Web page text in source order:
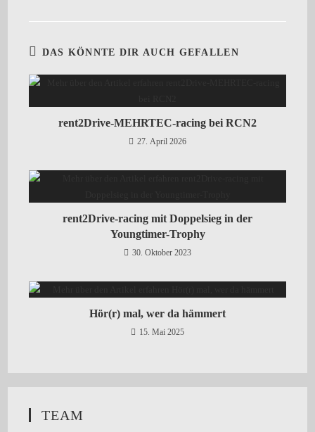
DAS KÖNNTE DIR AUCH GEFALLEN
rent2Drive-MEHRTEC-racing bei RCN2
27. April 2026
rent2Drive-racing mit Doppelsieg in der
Youngtimer-Trophy
30. Oktober 2023
Hör(r) mal, wer da hämmert
15. Mai 2025
TEAM